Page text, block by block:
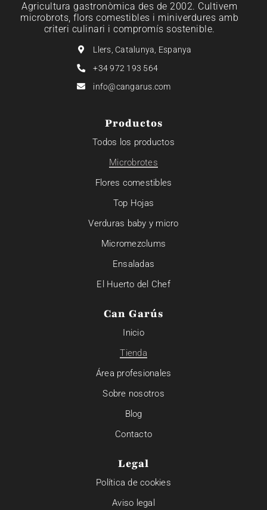
Agricultura gastronòmica des de 2002. Cultivem
microbrots, flors comestibles i miniverdures amb
criteri culinari i compromís sostenible.
Llers, Catalunya, Espanya
+34 972 193 564
info@cangarus.com
Productos
Todos los productos
Microbrotes
Flores comestibles
Top Hojas
Verduras baby y micro
Micromezclums
Ensaladas
El Huerto del Chef
Can Garús
Inicio
Tienda
Área profesionales
Sobre nosotros
Blog
Contacto
Legal
Política de cookies
Aviso legal